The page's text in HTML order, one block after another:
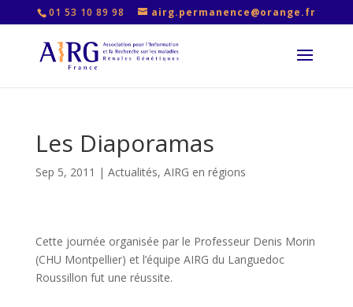
01 53 10 89 98 airg.permanence@orange.fr
Les Diaporamas
Sep 5, 2011 | Actualités, AIRG en régions
Cette journée organisée par le Professeur Denis Morin
(CHU Montpellier) et l’équipe AIRG du Languedoc
Roussillon fut une réussite.